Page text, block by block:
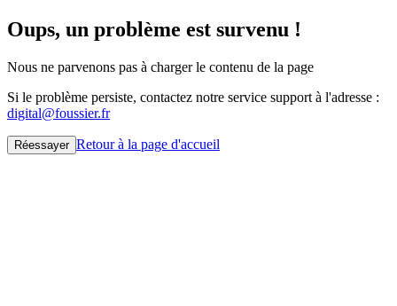
Oups, un problème est survenu !
Nous ne parvenons pas à charger le contenu de la page
Si le problème persiste, contactez notre service support à l'adresse :
digital@foussier.fr
Réessayer Retour à la page d'accueil